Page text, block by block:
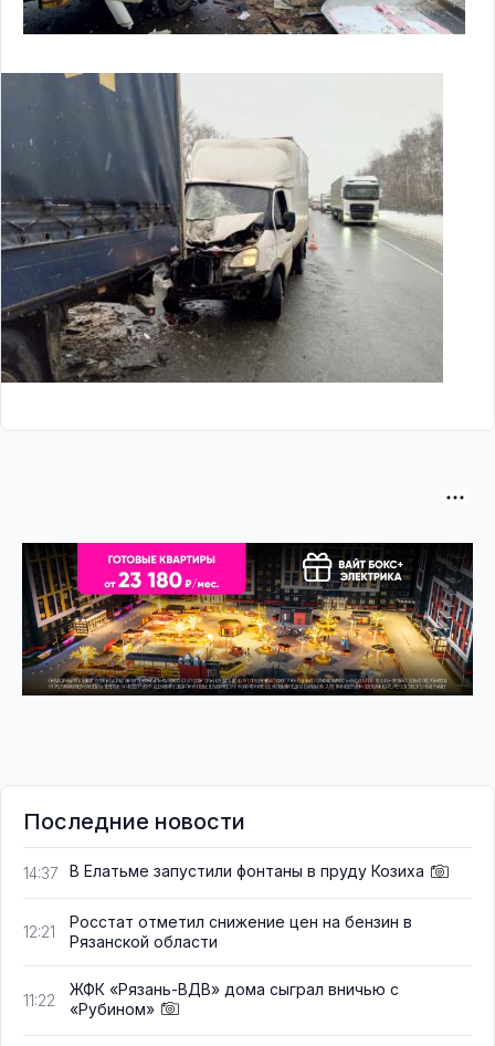
Последние новости
14:37 В Елатьме запустили фонтаны в пруду Козиха
12:21
Росстат отметил снижение цен на бензин в
Рязанской области
11:22
ЖФК «Рязань-ВДВ» дома сыграл вничью с
«Рубином»